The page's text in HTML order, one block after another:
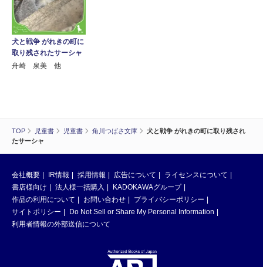
TOP 児童書 児童書 角川つばさ文庫
犬と戦争 がれきの町に取り残され
たサーシャ
犬と戦争 がれきの町に
取り残されたサーシャ
舟崎 泉美 他
会社概要 IR情報 採用情報 広告について
ライセンスについて
書店様向け
法人様一括購入
KADOKAWAグループ
作品の利用について
お問い合わせ
プライバシーポリシー
サイトポリシー
Do Not Sell or Share My Personal Information
利用者情報の外部送信について